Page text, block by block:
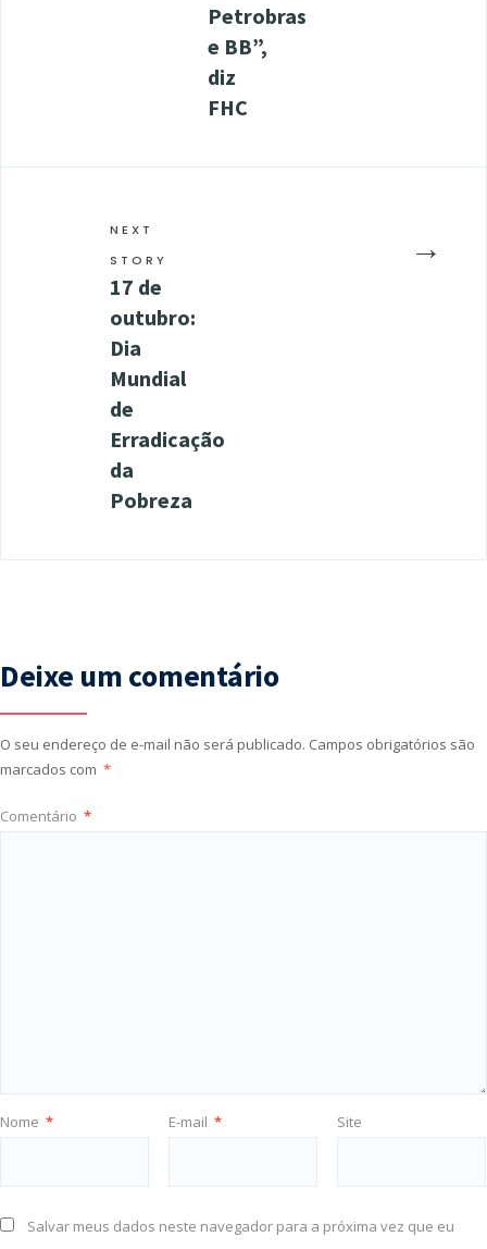
Petrobras
e BB”,
diz
FHC
→
NEXT
STORY
17 de
outubro:
Dia
Mundial
de
Erradicação
da
Pobreza
Deixe um comentário
O seu endereço de e-mail não será publicado. Campos obrigatórios são
marcados com *
Comentário *
Nome * E-mail * Site
Salvar meus dados neste navegador para a próxima vez que eu